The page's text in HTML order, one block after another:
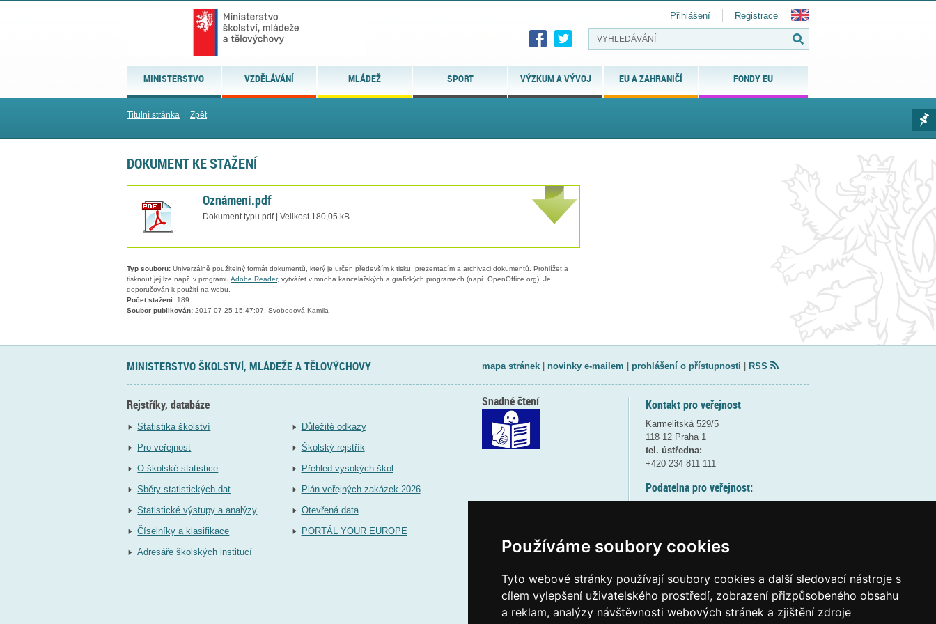
Používáme soubory cookies
Tyto webové stránky používají soubory cookies a další sledovací nástroje s
cílem vylepšení uživatelského prostředí, zobrazení přizpůsobeného obsahu
a reklam, analýzy návštěvnosti webových stránek a zjištění zdroje
MINISTERSTVO VZDĚLÁVÁNÍ MLÁDEŽ SPORT VÝZKUM A VÝVOJ EU A ZAHRANIČÍ FONDY EU
Přihlášení Registrace
Titulní stránka Zpět
DOKUMENT KE STAŽENÍ
Oznámení.pdf
Dokument typu pdf | Velikost 180,05 kB
Typ souboru: Univerzálně použitelný formát dokumentů, který je určen především k tisku, prezentacím a archivaci dokumentů. Prohlížet a
tisknout jej lze např. v programu Adobe Reader, vytvářet v mnoha kancelářských a grafických programech (např. OpenOffice.org). Je
doporučován k použití na webu.
Počet stažení: 189
Soubor publikován: 2017-07-25 15:47:07, Svobodová Kamila
MINISTERSTVO ŠKOLSTVÍ, MLÁDEŽE A TĚLOVÝCHOVY mapa stránek| novinky e-mailem prohlášení o přístupnosti RSS
Rejstříky, databáze
Statistika školství
Pro veřejnost
O školské statistice
Sběry statistických dat
Statistické výstupy a analýzy
Číselníky a klasifikace
Adresáře školských institucí
Důležité odkazy
Školský rejstřík
Přehled vysokých škol
Plán veřejných zakázek 2026
Otevřená data
PORTÁL YOUR EUROPE
Kontakt pro veřejnost
Karmelitská 529/5
118 12 Praha 1
tel. ústředna:
+420 234 811 111
Podatelna pro veřejnost:
(více informací
Elektronická podatelna:
posta@msmtgov cz
Snadné čtení